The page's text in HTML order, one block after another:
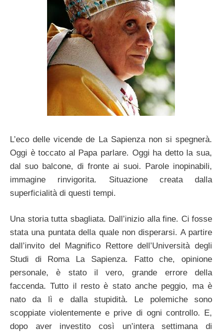
L’eco delle vicende de La Sapienza non si spegnerà.
Oggi è toccato al Papa parlare. Oggi ha detto la sua,
dal suo balcone, di fronte ai suoi. Parole inopinabili,
immagine rinvigorita. Situazione creata dalla
superficialità di questi tempi.
Una storia tutta sbagliata. Dall’inizio alla fine. Ci fosse
stata una puntata della quale non disperarsi. A partire
dall’invito del Magnifico Rettore dell’Università degli
Studi di Roma La Sapienza. Fatto che, opinione
personale, è stato il vero, grande errore della
faccenda. Tutto il resto è stato anche peggio, ma è
nato da lì e dalla stupidità. Le polemiche sono
scoppiate violentemente e prive di ogni controllo. E,
dopo aver investito così un’intera settimana di